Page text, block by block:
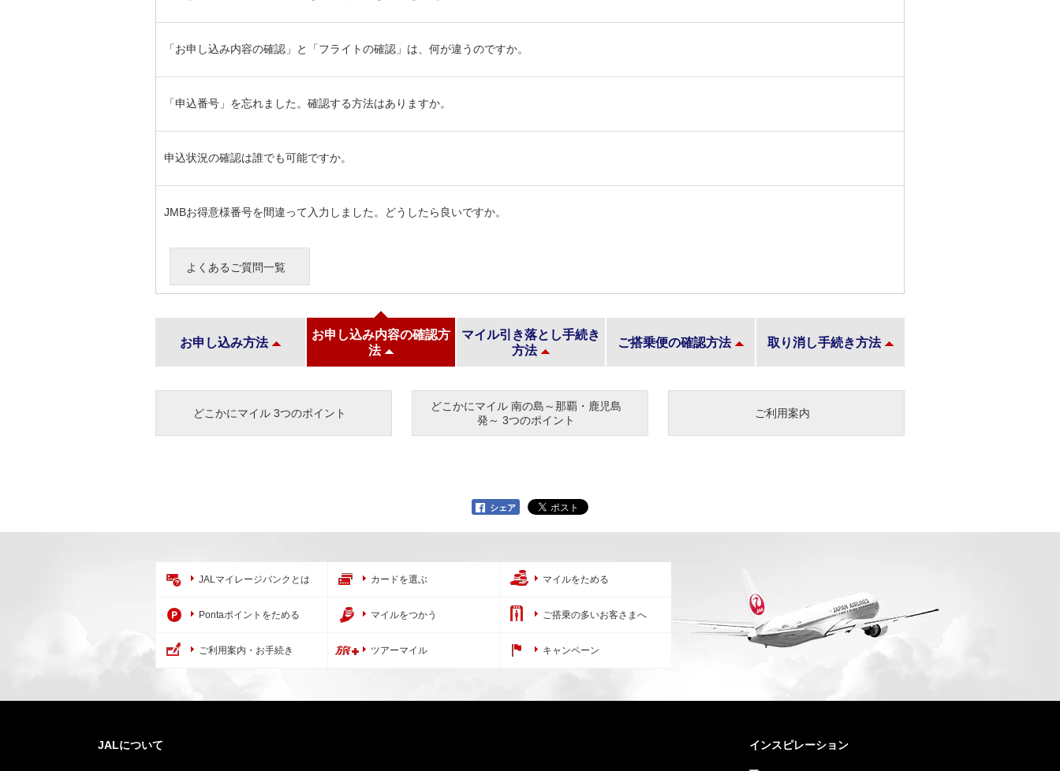
「お申し込み内容の確認」と「フライトの確認」は、何が違うのですか。
「申込番号」を忘れました。確認する方法はありますか。
申込状況の確認は誰でも可能ですか。
JMBお得意様番号を間違って入力しました。どうしたら良いですか。
よくあるご質問一覧
お申し込み方法
お申し込み内容の確認方
法
マイル引き落とし手続き
方法
ご搭乗便の確認方法 取り消し手続き方法
どこかにマイル 3つのポイント
どこかにマイル 南の島～那覇・鹿児島
発～ 3つのポイント
ご利用案内
シェア
JALマイレージバンクとは カードを選ぶ マイルをためる
Pontaポイントをためる マイルをつかう ご搭乗の多いお客さまへ
ご利用案内・お手続き ツアーマイル キャンペーン
JALについて インスピレーション